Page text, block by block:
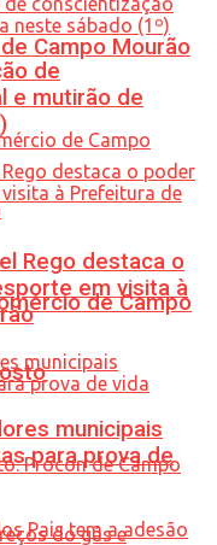
Campo Mourão
de Campo
de
e mutirão de
Rego destaca o
em visita à
municipais
para prova de